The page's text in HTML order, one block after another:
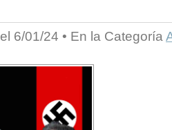
el 6/01/24 • En la Categoría